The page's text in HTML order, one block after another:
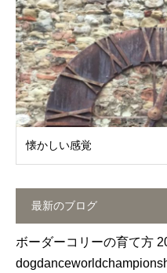
懐かしい感覚
最新のブログ
ボーダーコリーの育て方